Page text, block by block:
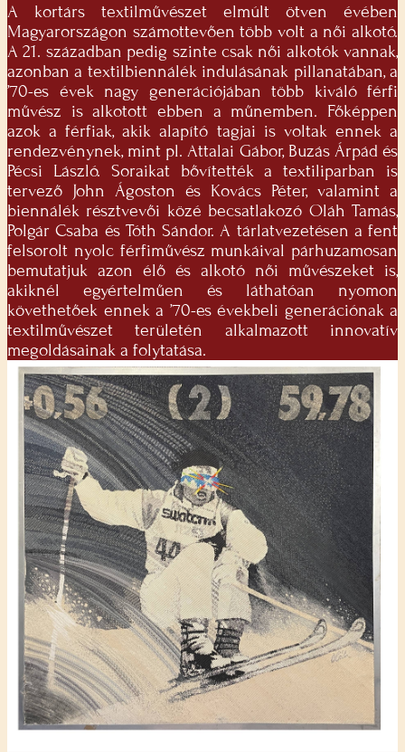
A kortárs textilművészet elmúlt ötven évében
Magyarországon számottevően több volt a női alkotó.
A 21. században pedig szinte csak női alkotók vannak,
azonban a textilbiennálék indulásának pillanatában, a
’70-es évek nagy generációjában több kiváló férfi
művész is alkotott ebben a műnemben. Főképpen
azok a férfiak, akik alapító tagjai is voltak ennek a
rendezvénynek, mint pl. Attalai Gábor, Buzás Árpád és
Pécsi László. Soraikat bővítették a textiliparban is
tervező John Ágoston és Kovács Péter, valamint a
biennálék résztvevői közé becsatlakozó Oláh Tamás,
Polgár Csaba és Tóth Sándor. A tárlatvezetésen a fent
felsorolt nyolc férfiművész munkáival párhuzamosan
bemutatjuk azon élő és alkotó női művészeket is,
akiknél egyértelműen és láthatóan nyomon
követhetőek ennek a ’70-es évekbeli generációnak a
textilművészet területén alkalmazott innovatív
megoldásainak a folytatása.